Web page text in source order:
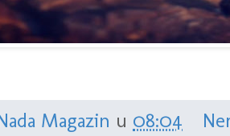
Magazin u 08:04